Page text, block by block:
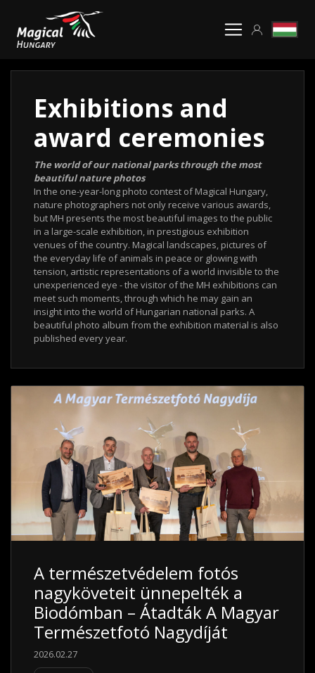
Exhibitions and
award ceremonies
The world of our national parks through the most
beautiful nature photos
In the one-year-long photo contest of Magical Hungary,
nature photographers not only receive various awards,
but MH presents the most beautiful images to the public
in a large-scale exhibition, in prestigious exhibition
venues of the country. Magical landscapes, pictures of
the everyday life of animals in peace or glowing with
tension, artistic representations of a world invisible to the
unexperienced eye - the visitor of the MH exhibitions can
meet such moments, through which he may gain an
insight into the world of Hungarian national parks. A
beautiful photo album from the exhibition material is also
published every year.
A természetvédelem fotós
nagyköveteit ünnepelték a
Biodómban – Átadták A Magyar
Természetfotó Nagydíját
2026.02.27